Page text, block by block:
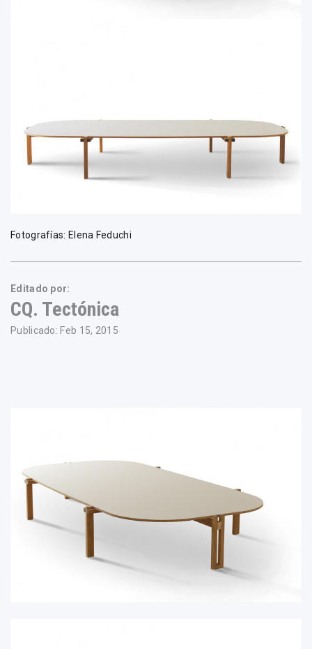
Fotografías: Elena Feduchi
Editado por:
CQ. Tectónica
Publicado: Feb 15, 2015